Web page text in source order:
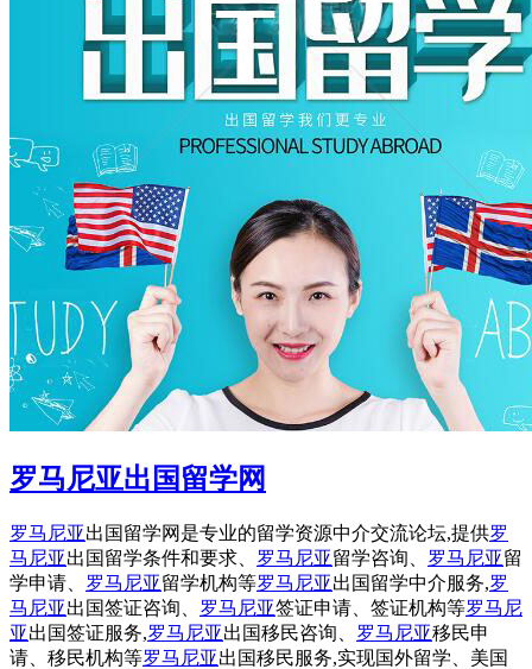
罗马尼亚出国留学网
罗马尼亚出国留学网是专业的留学资源中介交流论坛,提供罗
马尼亚出国留学条件和要求、 罗马尼亚留学咨询、 罗马尼亚留
学申请、 罗马尼亚留学机构等罗马尼亚出国留学中介服务,罗
马尼亚出国签证咨询、 罗马尼亚签证申请、签证机构等罗马尼
亚出国签证服务,罗马尼亚出国移民咨询、 罗马尼亚移民申
请、移民机构等罗马尼亚出国移民服务,实现国外留学、美国